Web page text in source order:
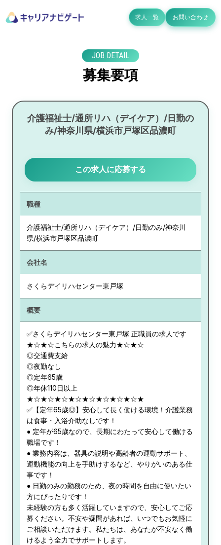
求人一覧 お問い合わせ
JOB DETAIL
募集要項
介護福祉士/通所リハ（デイケア）/日勤の
み/神奈川県/横浜市戸塚区品濃町
この求人に応募する
職種
介護福祉士/通所リハ（デイケア）/日勤のみ/神奈川
県/横浜市戸塚区品濃町
会社名
さくらデイリハセンター東戸塚
概要
✅さくらデイリハセンター東戸塚 正職員の求人です
★☆★☆こちらの求人の魅力★☆★☆
◎交通費支給
◎夜勤なし
◎定年65歳
◎年休110日以上
★☆★☆★☆★☆★☆★☆★☆★☆★
✅【定年65歳◎】安心して長く働ける環境！介護業務
は食事・入浴介助なしです！
● 定年が65歳なので、長期にわたって安心して働ける
職場です！
● 業務内容は、器具の説明や高齢者の運動サポート、
運動機能の向上を手助けするなど、やりがいのある仕
事です！
● 日勤のみの勤務のため、夜の時間を自由に使いたい
方にぴったりです！
未経験の方も多く活躍していますので、安心してご応
募ください。不安や疑問があれば、いつでもお気軽に
ご相談いただけます。私たちは、あなたが不安なく働
けるよう全力でサポートします。